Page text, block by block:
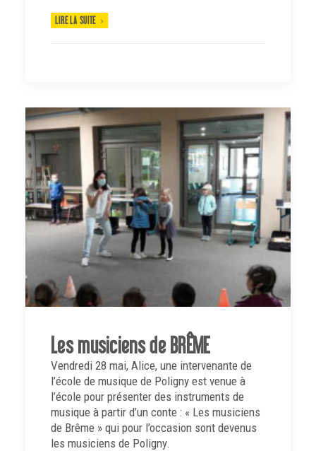
LIRE LA SUITE
Les musiciens de BRÊME
Vendredi 28 mai, Alice, une intervenante de
l’école de musique de Poligny est venue à
l’école pour présenter des instruments de
musique à partir d’un conte : « Les musiciens
de Brême » qui pour l’occasion sont devenus
les musiciens de Poligny.